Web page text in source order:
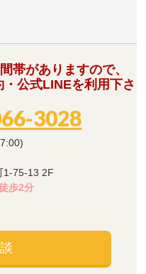
帯がありますので、
公式LINEを利用下さ
3028
1-75-13 2F
歩2分